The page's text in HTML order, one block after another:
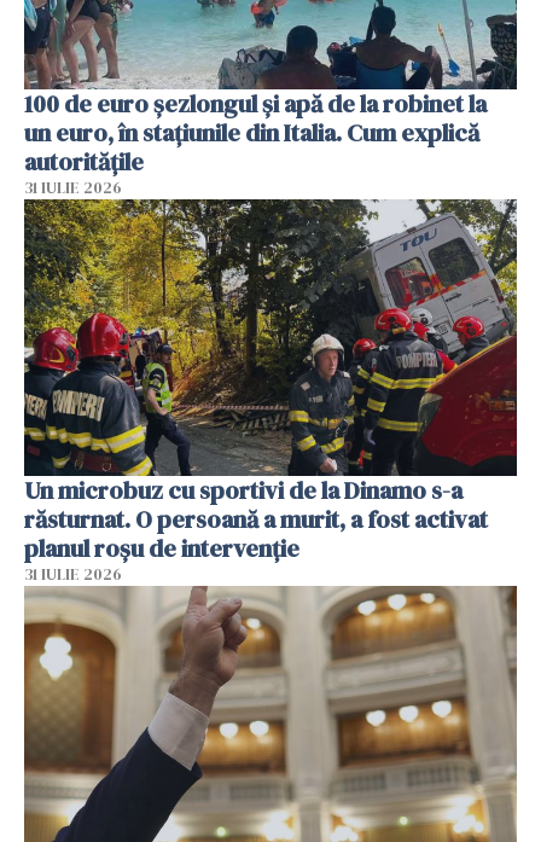
100 de euro șezlongul și apă de la robinet la
un euro, în stațiunile din Italia. Cum explică
autoritățile
31 IULIE 2026
Un microbuz cu sportivi de la Dinamo s-a
răsturnat. O persoană a murit, a fost activat
planul roșu de intervenție
31 IULIE 2026